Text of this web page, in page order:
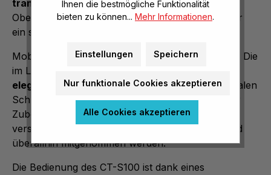
transportieren . Der praktische Griff an der
Oberseite und die abgerundeten Ecken sorgen für
ein sicheres und komfortables Tragen.
Mobilität und Vielseitigkeit stehen im Vordergrund. Die
im Lieferumfang enthaltene
elegantem Rolltop-Designbietet nicht nur optimalen
Schutz, sondern auch zusätzlichen Stauraum für
Zubehör wie Netzteil und Notenpult. Mit den
verstellbaren Rucksackgurten kann das Keyboard
überallhin mitgenommen werden.
Die Bedienung des CT-S100 ist dank eines
Ihnen die bestmögliche Funktionalität
bieten zu können... Mehr Informationen.
Einstellungen Speichern
Nur funktionale Cookies akzeptieren
Alle Cookies akzeptieren